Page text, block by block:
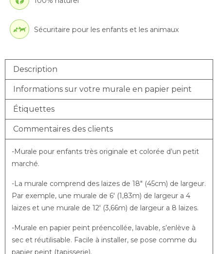
Sécuritaire pour les enfants et les animaux
Description
Informations sur votre murale en papier peint
Étiquettes
Commentaires des clients
-Murale pour enfants très originale et colorée d’un petit
marché.
-La murale comprend des laizes de 18″ (45cm) de largeur.
Par exemple, une murale de 6′ (1,83m) de largeur a 4
laizes et une murale de 12′ (3,66m) de largeur a 8 laizes.
-Murale en papier peint préencollée, lavable, s’enlève à
sec et réutilisable. Facile à installer, se pose comme du
papier peint (tapisserie).